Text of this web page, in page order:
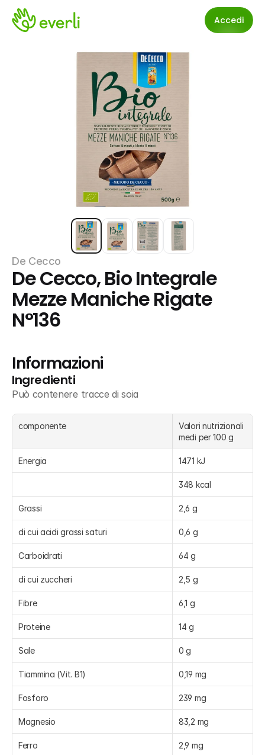
Accedi
De Cecco
De Cecco, Bio Integrale
Mezze Maniche Rigate
N°136
Informazioni
Ingredienti
Può contenere tracce di soia
componente
Valori nutrizionali
medi per 100 g
Energia 1471 kJ
348 kcal
Grassi 2,6 g
di cui acidi grassi saturi 0,6 g
Carboidrati 64 g
di cui zuccheri 2,5 g
Fibre 6,1 g
Proteine 14 g
Sale 0 g
Tiammina (Vit. B1) 0,19 mg
Fosforo 239 mg
Magnesio 83,2 mg
Ferro 2,9 mg